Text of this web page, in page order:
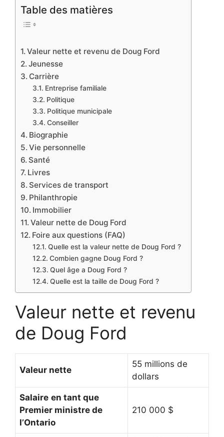
Table des matières
Valeur nette et revenu de Doug Ford
Jeunesse
Carrière
Entreprise familiale
Politique
Politique municipale
Conseiller
Biographie
Vie personnelle
Santé
Livres
Services de transport
Philanthropie
Immobilier
Valeur nette de Doug Ford
Foire aux questions (FAQ)
Quelle est la valeur nette de Doug Ford ?
Combien gagne Doug Ford ?
Quel âge a Doug Ford ?
Quelle est la taille de Doug Ford ?
Valeur nette et revenu
de Doug Ford
Valeur nette
55 millions de
dollars
Salaire en tant que
Premier ministre de
l’Ontario
210 000 $